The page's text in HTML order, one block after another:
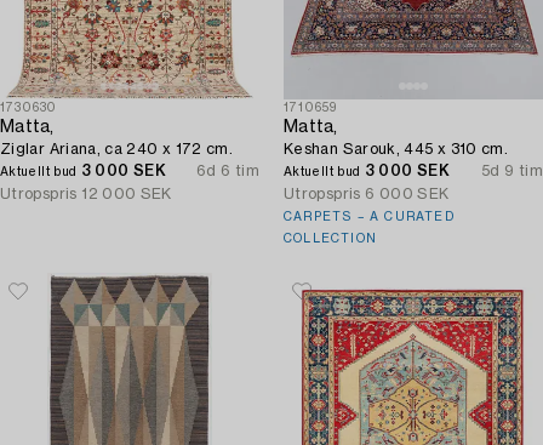
1730630
Matta,
Ziglar Ariana, ca 240 x 172 cm.
Aktuellt bud 3 000 SEK
6d 6 tim
Utropspris 12 000 SEK
1710659
Matta,
Keshan Sarouk, 445 x 310 cm.
Aktuellt bud 3 000 SEK
5d 9 tim
Utropspris 6 000 SEK
CARPETS – A CURATED
COLLECTION